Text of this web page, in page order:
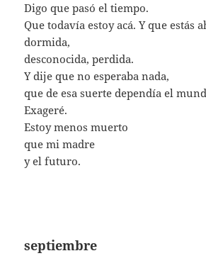
Digo que pasó el tiempo.
Que todavía estoy acá. Y que estás
dormida,
desconocida, perdida.
Y dije que no esperaba nada,
que de esa suerte dependía el
Exageré.
Estoy menos muerto
que mi madre
y el futuro.
septiembre